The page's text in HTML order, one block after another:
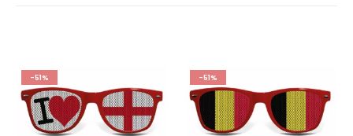
-51% -51%